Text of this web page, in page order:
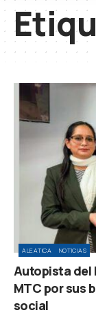
ALEATICA NOTICIAS
Autopista del
MTC por sus
social